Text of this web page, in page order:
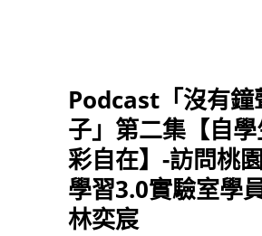
Podcast「沒有鐘
子」第二集【自
彩自在】-訪問桃
學習3.0實驗室學
林奕宸